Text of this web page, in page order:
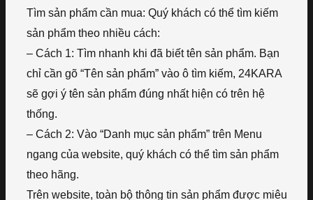
Tìm sản phẩm cần mua: Quý khách có thể tìm kiếm
sản phẩm theo nhiều cách:
– Cách 1: Tìm nhanh khi đã biết tên sản phẩm. Bạn
chỉ cần gõ “Tên sản phẩm” vào ô tìm kiếm, 24KARA
sẽ gợi ý tên sản phẩm đúng nhất hiện có trên hệ
thống.
– Cách 2: Vào “Danh mục sản phẩm” trên Menu
ngang của website, quý khách có thể tìm sản phẩm
theo hãng.
Trên website, toàn bộ thông tin sản phẩm được miêu